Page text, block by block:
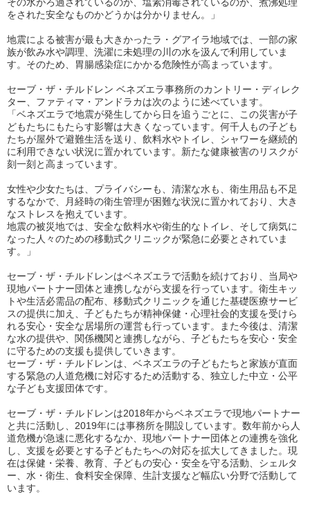
をされた安全なものかどうかは分かりません。」
地震による被害が最も大きかったラ・グアイラ地域では、一部の家
族が飲み水や調理、洗濯に未処理の川の水を汲んで利用していま
す。そのため、胃腸感染症にかかる危険性が高まっています。
セーブ・ザ・チルドレン ベネズエラ事務所のカントリー・ディレク
ター、ファティマ・アンドラカは次のように述べています。
「ベネズエラで地震が発生してから日を追うごとに、この災害が子
どもたちにもたらす影響は大きくなっています。何千人もの子ども
たちが屋外で避難生活を送り、飲料水やトイレ、シャワーを継続的
に利用できない状況に置かれています。新たな健康被害のリスクが
刻一刻と高まっています。
女性や少女たちは、プライバシーも、清潔な水も、衛生用品も不足
するなかで、月経時の衛生管理が困難な状況に置かれており、大き
なストレスを抱えています。
地震の被災地では、安全な飲料水や衛生的なトイレ、そして病気に
なった人々のための移動式クリニックが緊急に必要とされていま
す。」
セーブ・ザ・チルドレンはベネズエラで活動を続けており、当局や
現地パートナー団体と連携しながら支援を行っています。衛生キッ
トや生活必需品の配布、移動式クリニックを通じた基礎医療サービ
スの提供に加え、子どもたちが精神保健・心理社会的支援を受けら
れる安心・安全な居場所の運営も行っています。また今後は、清潔
な水の提供や、関係機関と連携しながら、子どもたちを安心・安全
に守るための支援も提供していきます。
セーブ・ザ・チルドレンは、ベネズエラの子どもたちと家族が直面
する緊急の人道危機に対応するため活動する、独立した中立・公平
な子ども支援団体です。
セーブ・ザ・チルドレンは2018年からベネズエラで現地パートナー
と共に活動し、2019年には事務所を開設しています。数年前から人
道危機が急速に悪化するなか、現地パートナー団体との連携を強化
し、支援を必要とする子どもたちへの対応を拡大してきました。現
在は保健・栄養、教育、子どもの安心・安全を守る活動、シェルタ
ー、水・衛生、食料安全保障、生計支援など幅広い分野で活動して
います。